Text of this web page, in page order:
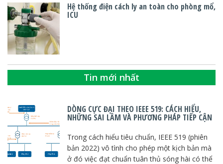
Hệ thống điện cách ly an toàn cho phòng mổ,
ICU
Tin mới nhất
DÒNG CỰC ĐẠI THEO IEEE 519: CÁCH HIỂU,
NHỮNG SAI LẦM VÀ PHƯƠNG PHÁP TIẾP CẬN
Trong cách hiểu tiêu chuẩn, IEEE 519 (phiên
bản 2022) vô tình cho phép một kịch bản mà
ở đó việc đạt chuẩn tuân thủ sóng hài có thể